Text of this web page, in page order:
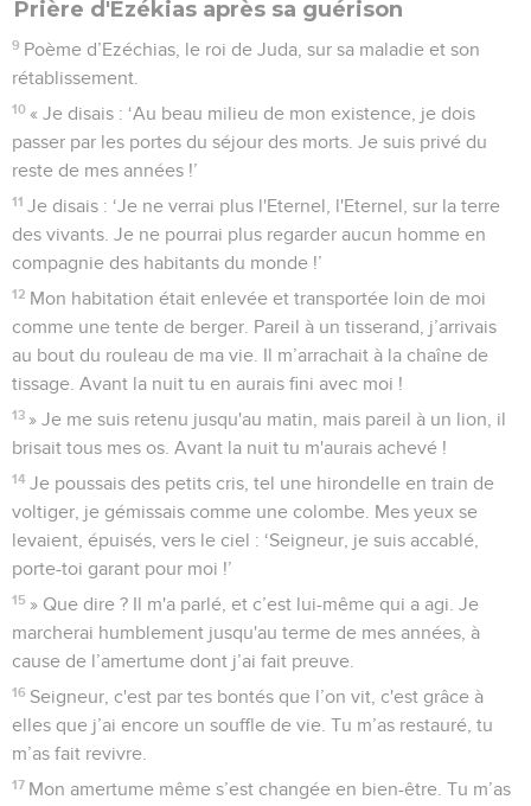
Prière d'Ézékias après sa guérison
9 Poème d’Ezéchias, le roi de Juda, sur sa maladie et son
rétablissement.
10 « Je disais : ‘Au beau milieu de mon existence, je dois
passer par les portes du séjour des morts. Je suis privé du
reste de mes années !’
11 Je disais : ‘Je ne verrai plus l'Eternel, l'Eternel, sur la terre
des vivants. Je ne pourrai plus regarder aucun homme en
compagnie des habitants du monde !’
12 Mon habitation était enlevée et transportée loin de moi
comme une tente de berger. Pareil à un tisserand, j’arrivais
au bout du rouleau de ma vie. Il m’arrachait à la chaîne de
tissage. Avant la nuit tu en aurais fini avec moi !
13 » Je me suis retenu jusqu'au matin, mais pareil à un lion, il
brisait tous mes os. Avant la nuit tu m'aurais achevé !
14 Je poussais des petits cris, tel une hirondelle en train de
voltiger, je gémissais comme une colombe. Mes yeux se
levaient, épuisés, vers le ciel : ‘Seigneur, je suis accablé,
porte-toi garant pour moi !’
15 » Que dire ? Il m'a parlé, et c’est lui-même qui a agi. Je
marcherai humblement jusqu'au terme de mes années, à
cause de l’amertume dont j’ai fait preuve.
16 Seigneur, c'est par tes bontés que l’on vit, c'est grâce à
elles que j’ai encore un souffle de vie. Tu m’as restauré, tu
m’as fait revivre.
17 Mon amertume même s’est changée en bien-être. Tu m’as